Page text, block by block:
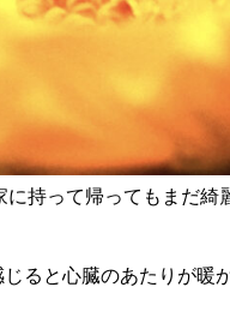
持って帰ってもまだ綺
ると心臓のあたりが暖